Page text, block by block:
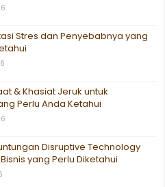
Stres dan Penyebabnya yang
& Khasiat Jeruk untuk
Perlu Anda Ketahui
Disruptive Technology
yang Perlu Diketahui